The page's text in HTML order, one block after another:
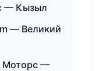
— Кызыл
— Великий
Моторс —